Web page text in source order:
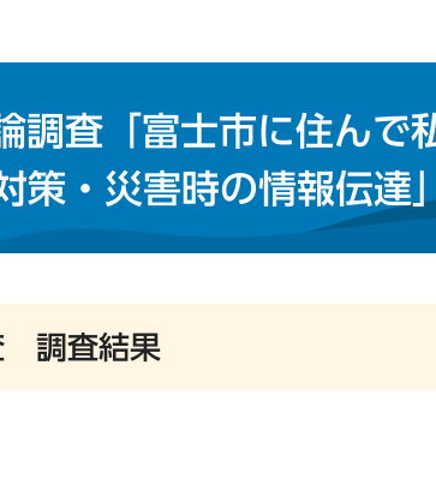
査「富士市に住んで
策・災害時の情報伝達
調査結果